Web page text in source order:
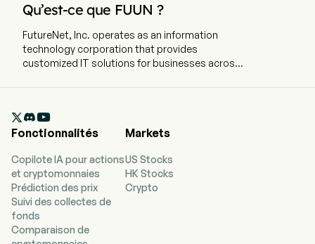
Qu’est-ce que FUUN ?
FutureNet, Inc. operates as an information
technology corporation that provides
customized IT solutions for businesses across
produces data modems as well as integrated
data and voice over Internet protocol products

Fonctionnalités
Copilote IA pour actions
et cryptomonnaies
Prédiction des prix
Suivi des collectes de
fonds
Comparaison de
Markets
US Stocks
HK Stocks
Crypto